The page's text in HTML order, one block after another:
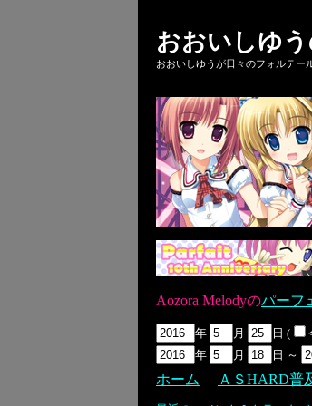
おおいしゆ
おおいしゆうが日々のフォルテー
Aozora Melodyのパーフ
年 月 日 (
年
月 日 ～
ホーム ＡＳHARD普